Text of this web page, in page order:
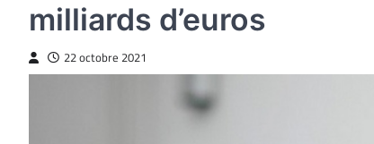
milliards d’euros
22 octobre 2021